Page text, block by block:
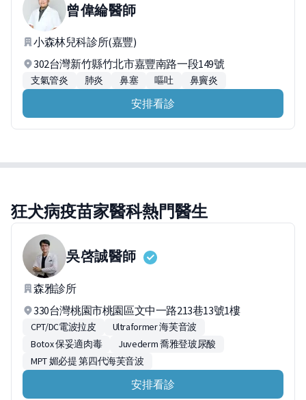
曾偉綸醫師
小森林兒科診所(嘉豐)
302台灣新竹縣竹北市嘉豐南路一段149號
支氣管炎 肺炎 鼻塞 嘔吐 鼻竇炎
安排看診
狂犬病疫苗家醫科熱門醫生
吳啓誠醫師
森雅診所
330台灣桃園市桃園區文中一路213巷13號1樓
CPT/DC電波拉皮
Ultraformer 海芙音波
Botox 保妥適肉毒
Juvederm 喬雅登玻尿酸
MPT 媚必提 第四代海芙音波
安排看診